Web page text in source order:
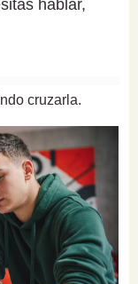
hablar,
cruzarla.